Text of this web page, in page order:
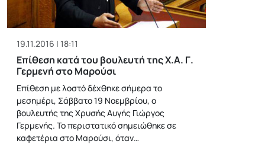
19.11.2016 | 18:11
Επίθεση κατά του βουλευτή της Χ.Α. Γ.
Γερμενή στο Μαρούσι
Επίθεση με λοστό δέχθηκε σήμερα το
μεσημέρι, Σάββατο 19 Νοεμβρίου, ο
βουλευτής της Χρυσής Αυγής Γιώργος
Γερμενής. Το περιστατικό σημειώθηκε σε
καφετέρια στο Μαρούσι, όταν…